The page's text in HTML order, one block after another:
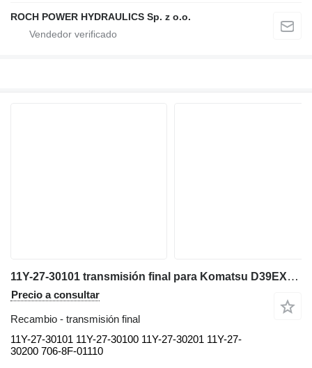
ROCH POWER HYDRAULICS Sp. z o.o.
11Y-27-30101 transmisión final para Komatsu D39EX-22 D39PX-22 bulldozer
Precio a consultar
Recambio - transmisión final
11Y-27-30101 11Y-27-30100 11Y-27-30201 11Y-27-
30200 706-8F-01110